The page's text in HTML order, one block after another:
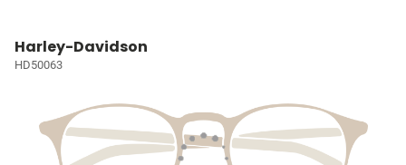
Harley-Davidson
HD50063